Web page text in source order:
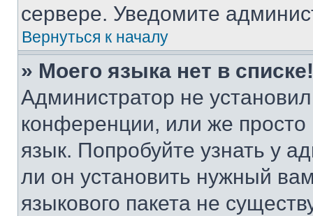
сервере. Уведомите
Вернуться к началу
» Моего языка нет в списке!
Администратор не
конференции, или же
язык. Попробуйте узнать у
ли он установить нужный
языкового пакета не